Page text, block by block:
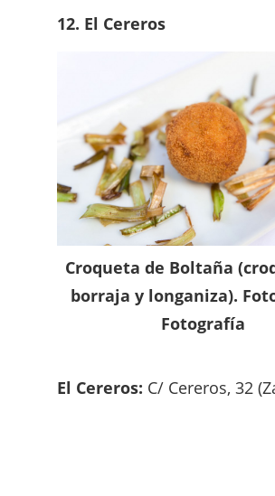
12. El Cereros
Croqueta de Boltaña
borraja y longaniza).
Fotografía
El Cereros: C/ Cereros, 32